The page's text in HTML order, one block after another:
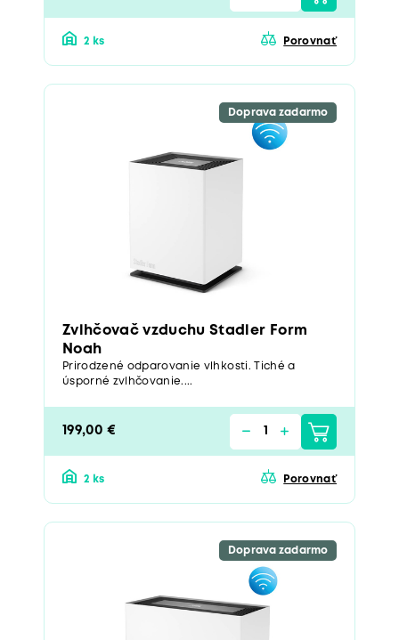
2 ks Porovnať
Doprava zadarmo
Zvlhčovač vzduchu Stadler Form
Noah
Prirodzené odparovanie vlhkosti. Tiché a
úsporné zvlhčovanie....
199,00 €
2 ks Porovnať
Doprava zadarmo